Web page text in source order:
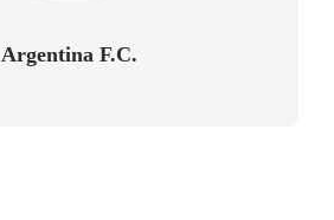
Argentina F.C.